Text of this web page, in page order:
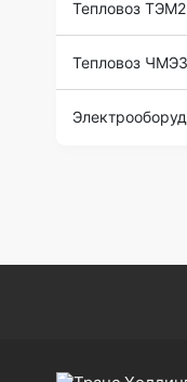
Тепловоз
Тепловоз